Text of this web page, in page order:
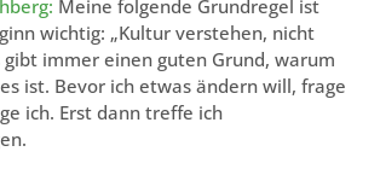
Meine folgende Grundregel ist
wichtig: „Kultur verstehen, nicht
gibt immer einen guten Grund, warum
ist. Bevor ich etwas ändern will, frage
ich. Erst dann treffe ich